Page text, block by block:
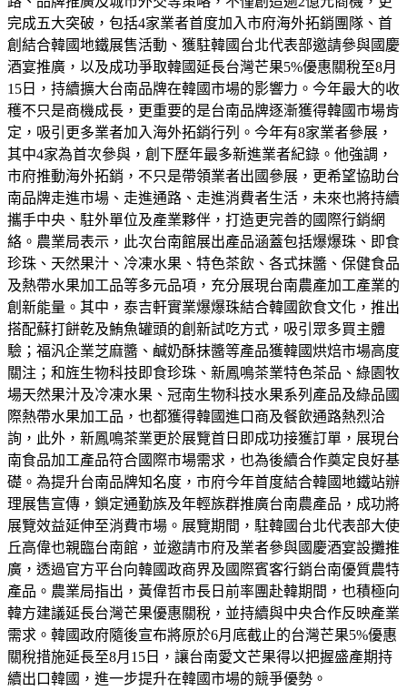
完成五大突破，包括4家業者首度加入市府海外拓銷團隊、首
創結合韓國地鐵展售活動、獲駐韓國台北代表部邀請參與國慶
酒宴推廣，以及成功爭取韓國延長台灣芒果5%優惠關稅至8月
15日，持續擴大台南品牌在韓國市場的影響力。今年最大的收
穫不只是商機成長，更重要的是台南品牌逐漸獲得韓國市場肯
定，吸引更多業者加入海外拓銷行列。今年有8家業者參展，
其中4家為首次參與，創下歷年最多新進業者紀錄。他強調，
市府推動海外拓銷，不只是帶領業者出國參展，更希望協助台
南品牌走進市場、走進通路、走進消費者生活，未來也將持續
攜手中央、駐外單位及產業夥伴，打造更完善的國際行銷網
絡。農業局表示，此次台南館展出產品涵蓋包括爆爆珠、即食
珍珠、天然果汁、冷凍水果、特色茶飲、各式抹醬、保健食品
及熱帶水果加工品等多元品項，充分展現台南農產加工產業的
創新能量。其中，泰吉軒實業爆爆珠結合韓國飲食文化，推出
搭配蘇打餅乾及鮪魚罐頭的創新試吃方式，吸引眾多買主體
驗；福汎企業芝麻醬、鹹奶酥抹醬等產品獲韓國烘焙市場高度
關注；和旌生物科技即食珍珠、新鳳鳴茶業特色茶品、綠園牧
場天然果汁及冷凍水果、冠南生物科技水果系列產品及綠品國
際熱帶水果加工品，也都獲得韓國進口商及餐飲通路熱烈洽
詢，此外，新鳳鳴茶業更於展覽首日即成功接獲訂單，展現台
南食品加工產品符合國際市場需求，也為後續合作奠定良好基
礎。為提升台南品牌知名度，市府今年首度結合韓國地鐵站辦
理展售宣傳，鎖定通勤族及年輕族群推廣台南農產品，成功將
展覽效益延伸至消費市場。展覽期間，駐韓國台北代表部大使
丘高偉也親臨台南館，並邀請市府及業者參與國慶酒宴設攤推
廣，透過官方平台向韓國政商界及國際賓客行銷台南優質農特
產品。農業局指出，黃偉哲市長日前率團赴韓期間，也積極向
韓方建議延長台灣芒果優惠關稅，並持續與中央合作反映產業
需求。韓國政府隨後宣布將原於6月底截止的台灣芒果5%優惠
關稅措施延長至8月15日，讓台南愛文芒果得以把握盛產期持
續出口韓國，進一步提升在韓國市場的競爭優勢。